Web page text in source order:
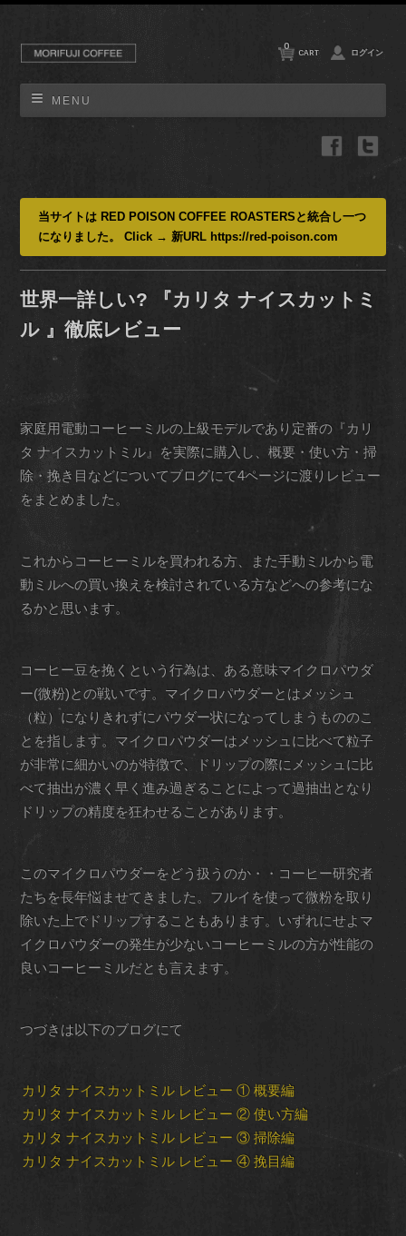
MENU
CART
0
ログイン
当サイトは RED POISON COFFEE ROASTERSと統合し一つ
になりました。 Click → 新URL https://red-poison.com
世界一詳しい? 『カリタ ナイスカットミ
ル 』徹底レビュー
家庭用電動コーヒーミルの上級モデルであり定番の『カリ
タ ナイスカットミル』を実際に購入し、概要・使い方・掃
除・挽き目などについてブログにて4ページに渡りレビュー
をまとめました。
これからコーヒーミルを買われる方、また手動ミルから電
動ミルへの買い換えを検討されている方などへの参考にな
るかと思います。
コーヒー豆を挽くという行為は、ある意味マイクロパウダ
ー(微粉)との戦いです。マイクロパウダーとはメッシュ
（粒）になりきれずにパウダー状になってしまうもののこ
とを指します。マイクロパウダーはメッシュに比べて粒子
が非常に細かいのが特徴で、ドリップの際にメッシュに比
べて抽出が濃く早く進み過ぎることによって過抽出となり
ドリップの精度を狂わせることがあります。
このマイクロパウダーをどう扱うのか・・コーヒー研究者
たちを長年悩ませてきました。フルイを使って微粉を取り
除いた上でドリップすることもあります。いずれにせよマ
イクロパウダーの発生が少ないコーヒーミルの方が性能の
良いコーヒーミルだとも言えます。
つづきは以下のブログにて
カリタ ナイスカットミル レビュー ① 概要編
カリタ ナイスカットミル レビュー ② 使い方編
カリタ ナイスカットミル レビュー ③ 掃除編
カリタ ナイスカットミル レビュー ④ 挽目編